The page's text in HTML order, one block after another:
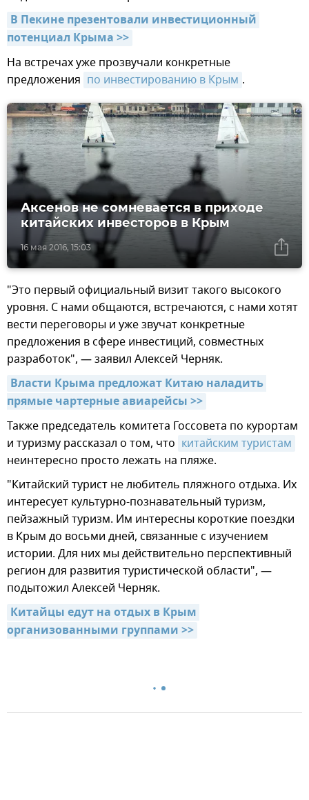
В Пекине презентовали инвестиционный
потенциал Крыма >>
На встречах уже прозвучали конкретные
предложения по инвестированию в Крым .
16 мая 2016, 15:03
Аксенов не сомневается в приходе
китайских инвесторов в Крым
"Это первый официальный визит такого высокого
уровня. С нами общаются, встречаются, с нами хотят
вести переговоры и уже звучат конкретные
предложения в сфере инвестиций, совместных
разработок", — заявил Алексей Черняк.
Власти Крыма предложат Китаю наладить
прямые чартерные авиарейсы >>
Также председатель комитета Госсовета по курортам
и туризму рассказал о том, что китайским туристам
неинтересно просто лежать на пляже.
"Китайский турист не любитель пляжного отдыха. Их
интересует культурно-познавательный туризм,
пейзажный туризм. Им интересны короткие поездки
в Крым до восьми дней, связанные с изучением
истории. Для них мы действительно перспективный
регион для развития туристической области", —
подытожил Алексей Черняк.
Китайцы едут на отдых в Крым
организованными группами >>